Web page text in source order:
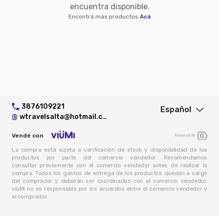
encuentra disponible.
Encontrá más productos Acá
3876109221
@
wtravelsalta@hotmail.com
Español
Vendé con Powered By
La compra está sujeta a verificación de stock y disponibilidad de los
productos por parte del comercio vendedor. Recomendamos
consultar previamente con el comercio vendedor antes de realizar la
compra. Todos los gastos de entrega de los productos quedan a cargo
del comprador y deberán ser coordinados con el comercio vendedor.
viüMi no es responsable por los acuerdos entre el comercio vendedor y
el comprador.